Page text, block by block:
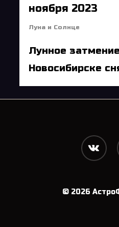
ноября 2023
Луна и Солнце
Лунное
Новосибирске
vk
© 2026